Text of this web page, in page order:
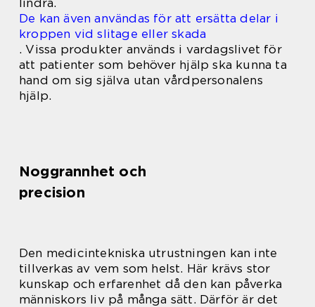
lindra.
De kan även användas för att ersätta delar i
kroppen vid slitage eller skada
. Vissa produkter används i vardagslivet för
att patienter som behöver hjälp ska kunna ta
hand om sig själva utan vårdpersonalens
hjälp.
Noggrannhet och
precision
Den medicintekniska utrustningen kan inte
tillverkas av vem som helst. Här krävs stor
kunskap och erfarenhet då den kan påverka
människors liv på många sätt. Därför är det